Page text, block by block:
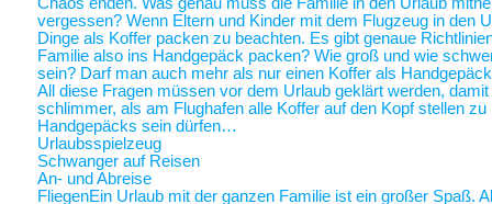
vergessen? Wenn Eltern und Kinder mit dem Flugzeug in den
Dinge als Koffer packen zu beachten. Es gibt genaue
Familie also ins Handgepäck packen? Wie groß und wie
sein? Darf man auch mehr als nur einen Koffer als
All diese Fragen müssen vor dem Urlaub geklärt werden,
schlimmer, als am Flughafen alle Koffer auf den Kopf stellen
Handgepäcks sein dürfen…
Urlaubsspielzeug
Schwanger auf Reisen
An- und Abreise
FliegenEin Urlaub mit der ganzen Familie ist ein großer Spaß.